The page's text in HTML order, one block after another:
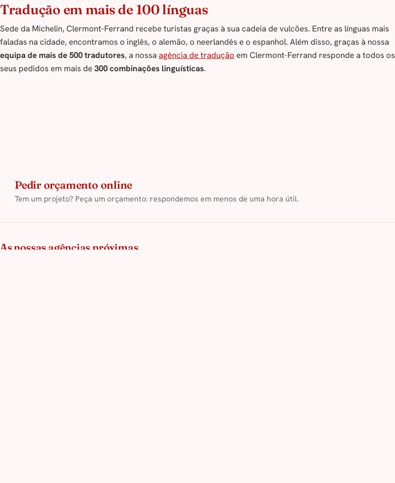
Tradução em mais de 100 línguas
Sede da Michelin, Clermont-Ferrand recebe turistas graças à sua cadeia de vulcões. Entre as línguas mais
faladas na cidade, encontramos o inglês, o alemão, o neerlandês e o espanhol. Além disso, graças à nossa
equipa de mais de 500 tradutores, a nossa agência de tradução em Clermont-Ferrand responde a todos os
seus pedidos em mais de300 combinações linguísticas.
Pedir orçamento online
Tem um projeto? Peça um orçamento: respondemos em menos de uma hora útil.
As nossas agências próximas